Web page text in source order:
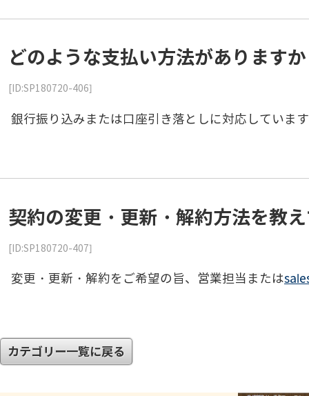
どのような支払い方法があります
[ID:SP180720-406]
銀行振り込みまたは口座引き落としに対応していま
契約の変更・更新・解約方法を教
[ID:SP180720-407]
変更・更新・解約をご希望の旨、営業担当または
カテゴリー一覧に戻る